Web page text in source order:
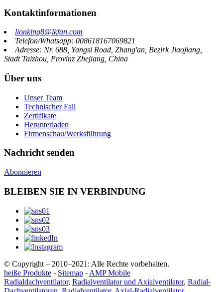
Kontaktinformationen
lionking8@lkfan.com
Telefon/Whatsapp: 008618167069821
Adresse: Nr. 688, Yangsi Road, Zhang'an, Bezirk Jiaojiang,
Stadt Taizhou, Provinz Zhejiang, China
Über uns
Unser Team
Technischer Fall
Zertifikate
Herunterladen
Firmenschau/Werksführung
Nachricht senden
Abonnieren
BLEIBEN SIE IN VERBINDUNG
© Copyright – 2010–2021: Alle Rechte vorbehalten.
heiße Produkte - Sitemap - AMP Mobile
Radialdachventilator, Radialventilator und Axialventilator, Radial-